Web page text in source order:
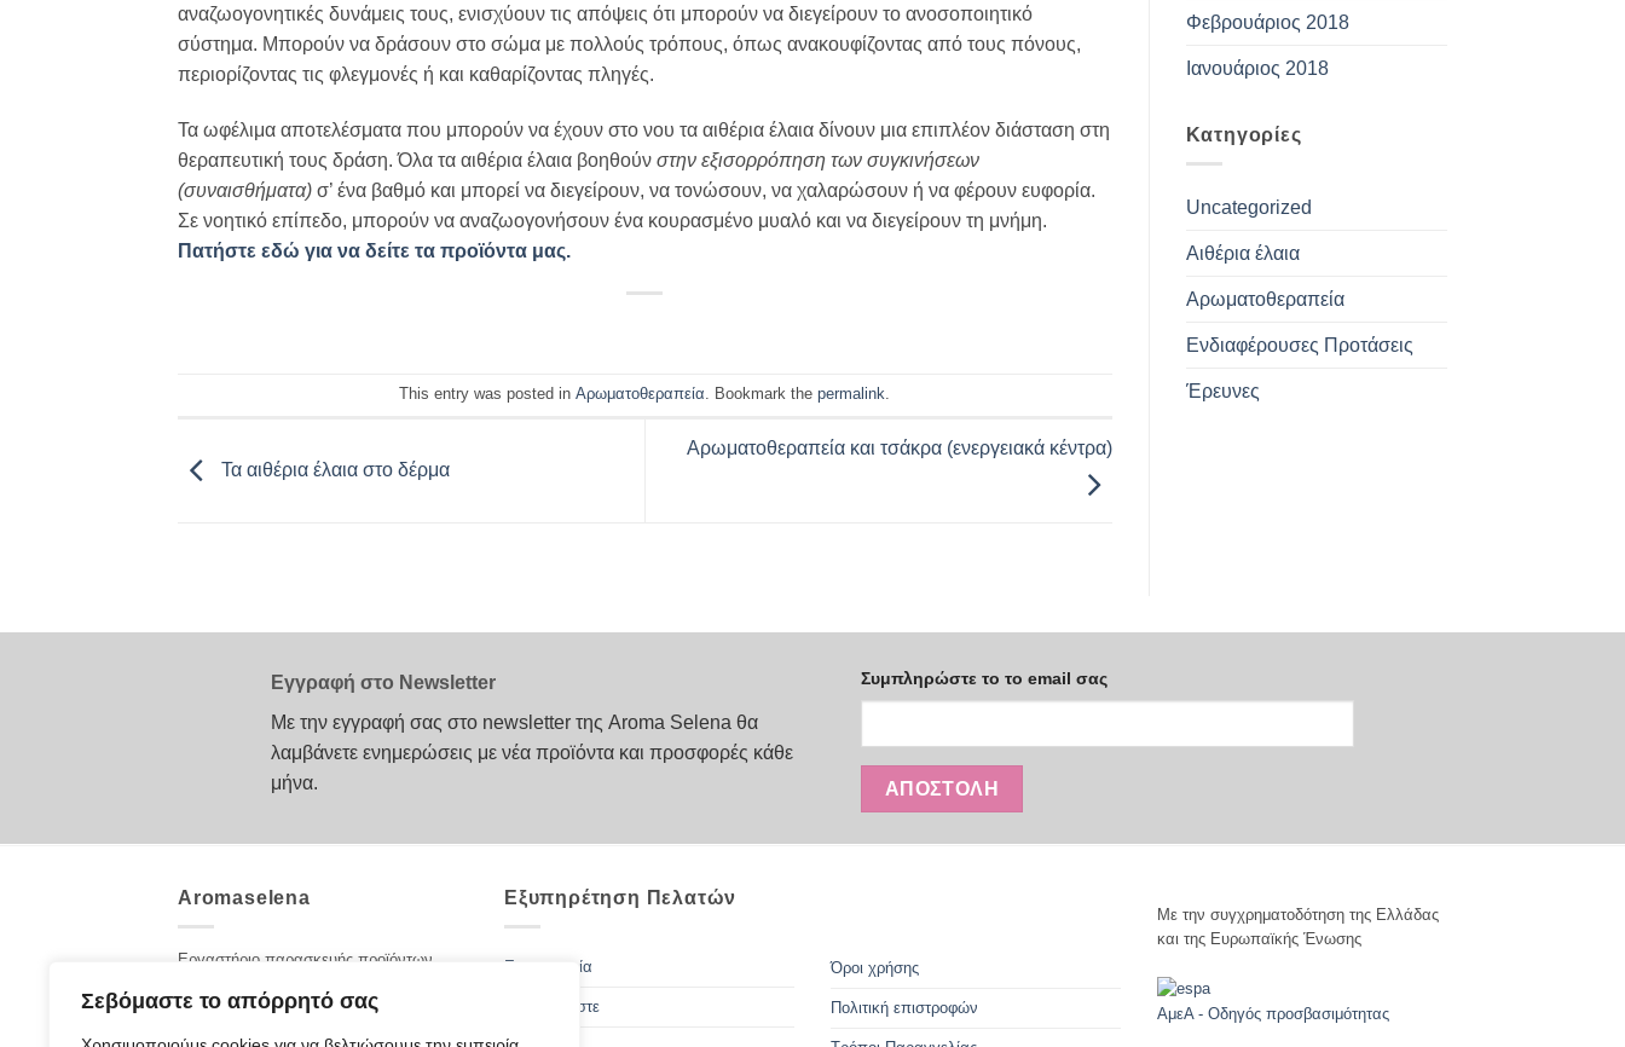
Σεβόμαστε το απόρρητό σας
αναζωογονητικές δυνάμεις τους, ενισχύουν τις απόψεις ότι μπορούν να διεγείρουν το ανοσοποιητικό
σύστημα. Μπορούν να δράσουν στο σώμα με πολλούς τρόπους, όπως ανακουφίζοντας από τους πόνους,
περιορίζοντας τις φλεγμονές ή και καθαρίζοντας πληγές.
Τα ωφέλιμα αποτελέσματα που μπορούν να έχουν στο νου τα αιθέρια έλαια δίνουν μια επιπλέον διάσταση στη
θεραπευτική τους δράση. Όλα τα αιθέρια έλαια βοηθούν στην εξισορρόπηση των συγκινήσεων
(συναισθήματα) σ’ ένα βαθμό και μπορεί να διεγείρουν, να τονώσουν, να χαλαρώσουν ή να φέρουν ευφορία.
Σε νοητικό επίπεδο, μπορούν να αναζωογονήσουν ένα κουρασμένο μυαλό και να διεγείρουν τη μνήμη.
Πατήστε εδώ για να δείτε τα προϊόντα μας.
This entry was posted inΑρωματοθεραπεία. Bookmark thepermalink.
Τα αιθέρια έλαια στο δέρμα
Αρωματοθεραπεία και τσάκρα (ενεργειακά κέντρα)
Φεβρουάριος 2018
Ιανουάριος 2018
Kατηγορίες
Uncategorized
Αιθέρια έλαια
Αρωματοθεραπεία
Ενδιαφέρουσες Προτάσεις
Έρευνες
Εγγραφή στο Newsletter
Με την εγγραφή σας στο newsletter της Aroma Selena θα
λαμβάνετε ενημερώσεις με νέα προϊόντα και προσφορές κάθε
μήνα.
Συμπληρώστε το το email σας
Aromaselena
Εργαστήριο παρασκευής προϊόντων
αιθέρια έλαια και βότανα για πρόσωπο
Εξυπηρέτηση Πελατών
Επικοινωνία
Ποιοι Είμαστε
Όροι χρήσης
Πολιτική επιστροφών
Με την συγχρηματοδότηση της Ελλάδας
και της Ευρωπαϊκής Ένωσης
ΑμεΑ - Οδηγός προσβασιμότητας